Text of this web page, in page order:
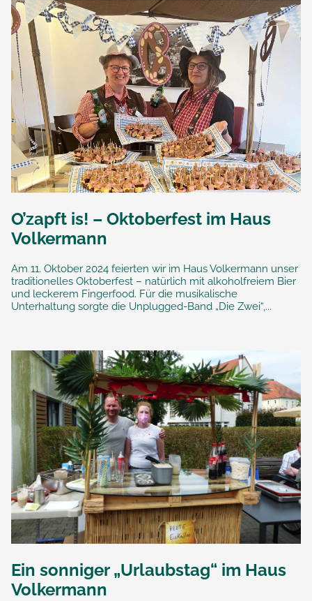
O’zapft is! – Oktoberfest im Haus
Volkermann
Am 11. Oktober 2024 feierten wir im Haus Volkermann unser
traditionelles Oktoberfest – natürlich mit alkoholfreiem Bier
und leckerem Fingerfood. Für die musikalische
Unterhaltung sorgte die Unplugged-Band „Die Zwei“,...
Ein sonniger „Urlaubstag“ im Haus
Volkermann